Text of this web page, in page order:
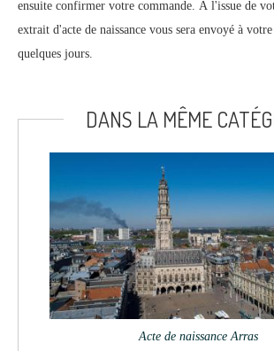
ensuite confirmer votre commande. À l'issue de
extrait d'acte de naissance vous sera envoyé à
quelques jours.
DANS LA MÊME
Acte de naissance Arras